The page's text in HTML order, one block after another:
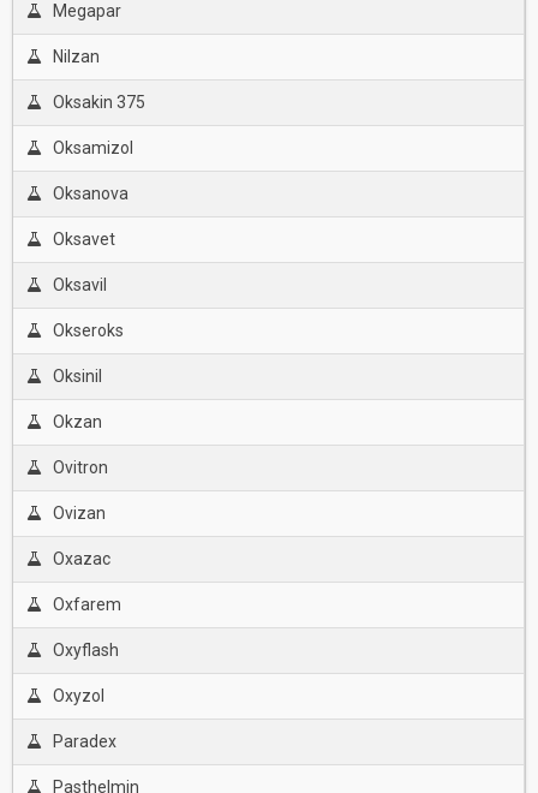
Megapar
Nilzan
Oksakin 375
Oksamizol
Oksanova
Oksavet
Oksavil
Okseroks
Oksinil
Okzan
Ovitron
Ovizan
Oxazac
Oxfarem
Oxyflash
Oxyzol
Paradex
Pasthelmin